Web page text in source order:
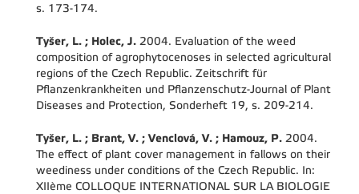
s. 173-174.
Tyšer, L. ; Holec, J. 2004. Evaluation of the weed
composition of agrophytocenoses in selected agricultural
regions of the Czech Republic. Zeitschrift für
Pflanzenkrankheiten und Pflanzenschutz-Journal of Plant
Diseases and Protection, Sonderheft 19, s. 209-214.
Tyšer, L. ; Brant, V. ; Venclová, V. ; Hamouz, P. 2004.
The effect of plant cover management in fallows on their
weediness under conditions of the Czech Republic. In:
XIIème COLLOQUE INTERNATIONAL SUR LA BIOLOGIE